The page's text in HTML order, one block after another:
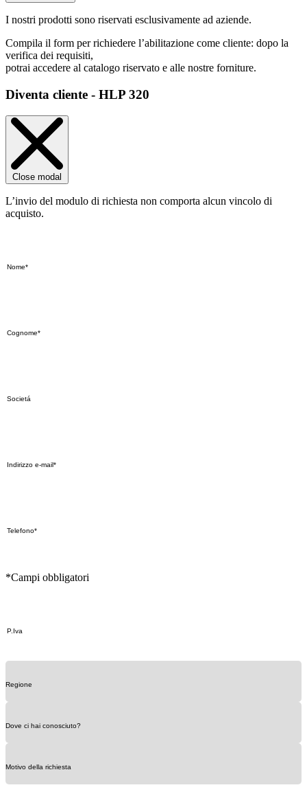
I nostri prodotti sono riservati esclusivamente ad aziende.
Compila il form per richiedere l’abilitazione come cliente: dopo la
verifica dei requisiti,
potrai accedere al catalogo riservato e alle nostre forniture.
Diventa cliente - HLP 320
Close modal
L’invio del modulo di richiesta non comporta alcun vincolo di
acquisto.
*Campi obbligatori